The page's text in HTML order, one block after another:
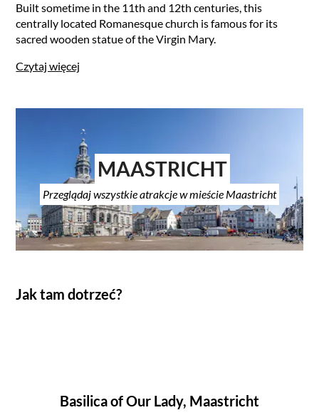
Built sometime in the 11th and 12th centuries, this
centrally located Romanesque church is famous for its
sacred wooden statue of the Virgin Mary.
Czytaj więcej
MAASTRICHT
Przeglądaj wszystkie atrakcje w mieście Maastricht
Jak tam dotrzeć?
Basilica of Our Lady, Maastricht